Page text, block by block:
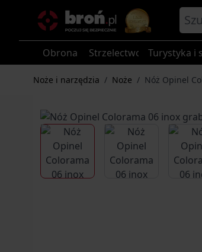
Obrona Strzelectwo Turystyka i
Noże i narzędzia / Noże / Nóż Opinel
View larger imageView larger